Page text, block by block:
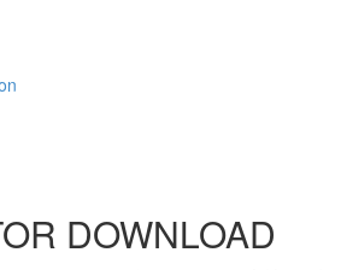
DOWNLOAD